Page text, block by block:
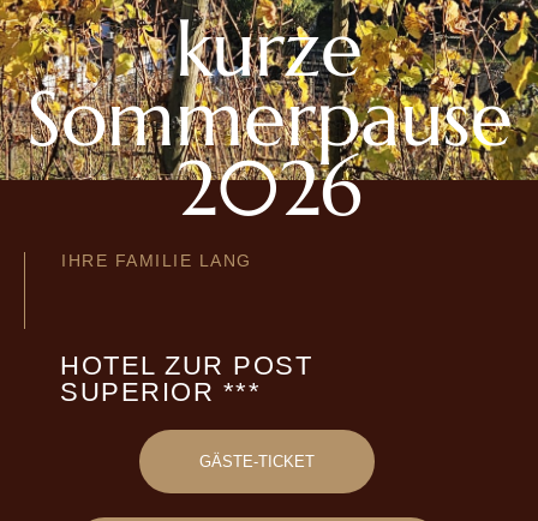
kurze
Sommerpause
2026
IHRE FAMILIE LANG
HOTEL ZUR POST
SUPERIOR ***
GÄSTE-TICKET